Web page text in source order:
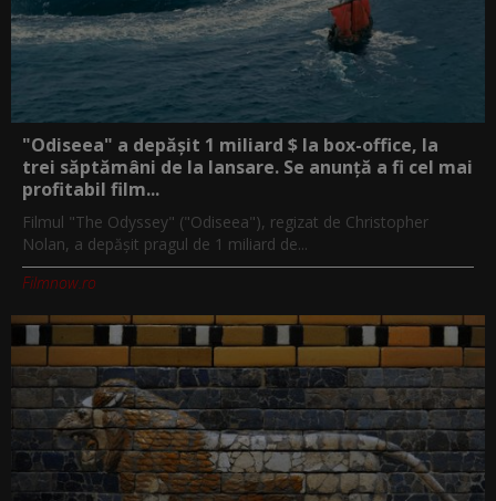
"Odiseea" a depășit 1 miliard $ la box-office, la
trei săptămâni de la lansare. Se anunță a fi cel mai
profitabil film...
Filmul "The Odyssey" ("Odiseea"), regizat de Christopher
Nolan, a depăşit pragul de 1 miliard de...
Filmnow.ro